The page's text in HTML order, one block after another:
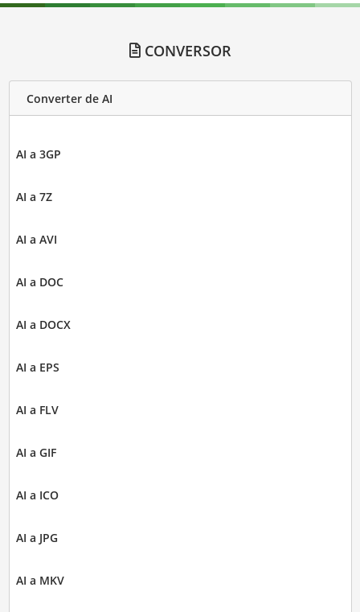
CONVERSOR
Converter de AI
AI a 3GP
AI a 7Z
AI a AVI
AI a DOC
AI a DOCX
AI a EPS
AI a FLV
AI a GIF
AI a ICO
AI a JPG
AI a MKV